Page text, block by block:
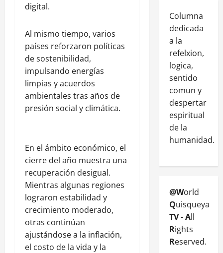
digital.
Al mismo tiempo, varios
países reforzaron políticas
de sostenibilidad,
impulsando energías
limpias y acuerdos
ambientales tras años de
presión social y climática.
En el ámbito económico, el
cierre del año muestra una
recuperación desigual.
Mientras algunas regiones
lograron estabilidad y
crecimiento moderado,
otras continúan
ajustándose a la inflación,
el costo de la vida y la
Columna
dedicada
a la
refelxion,
logica,
sentido
comun y
despertar
espiritual
de la
humanidad.
@World
Quisqueya
TV-All
Rights
Reserved.